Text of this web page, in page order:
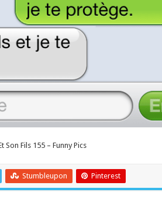
Son Fils 155 – Funny Pics
Stumbleupon Pinterest